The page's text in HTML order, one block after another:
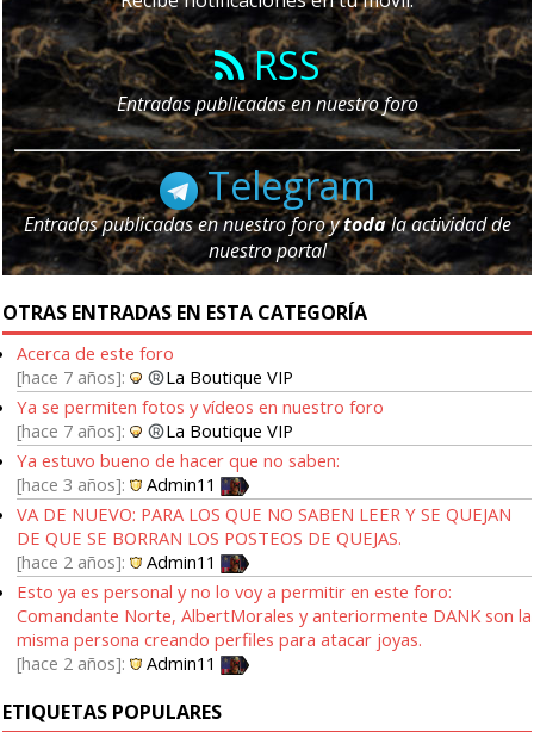
RSS
Entradas publicadas en nuestro foro
Telegram
Entradas publicadas en nuestro foro ytodala actividad de
nuestro portal
OTRAS ENTRADAS EN ESTA CATEGORÍA
Acerca de este foro
hace 7 años
La Boutique VIP
Ya se permiten fotos y vídeos en nuestro foro
hace 7 años
La Boutique VIP
Ya estuvo bueno de hacer que no saben:
hace 3 años
Admin11
VA DE NUEVO: PARA LOS QUE NO SABEN LEER Y SE QUEJAN
DE QUE SE BORRAN LOS POSTEOS DE QUEJAS.
hace 2 años
Admin11
Esto ya es personal y no lo voy a permitir en este foro:
Comandante Norte, AlbertMorales y anteriormente DANK son la
misma persona creando perfiles para atacar joyas.
hace 2 años
Admin11
ETIQUETAS POPULARES